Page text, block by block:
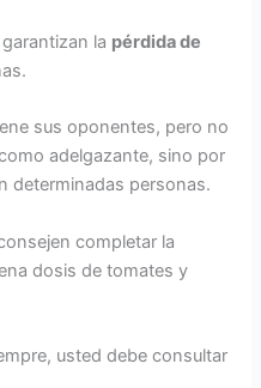
la pérdida de
sus oponentes, pero no
adelgazante, sino por
determinadas personas.
completar la
dosis de tomates y
usted debe consultar